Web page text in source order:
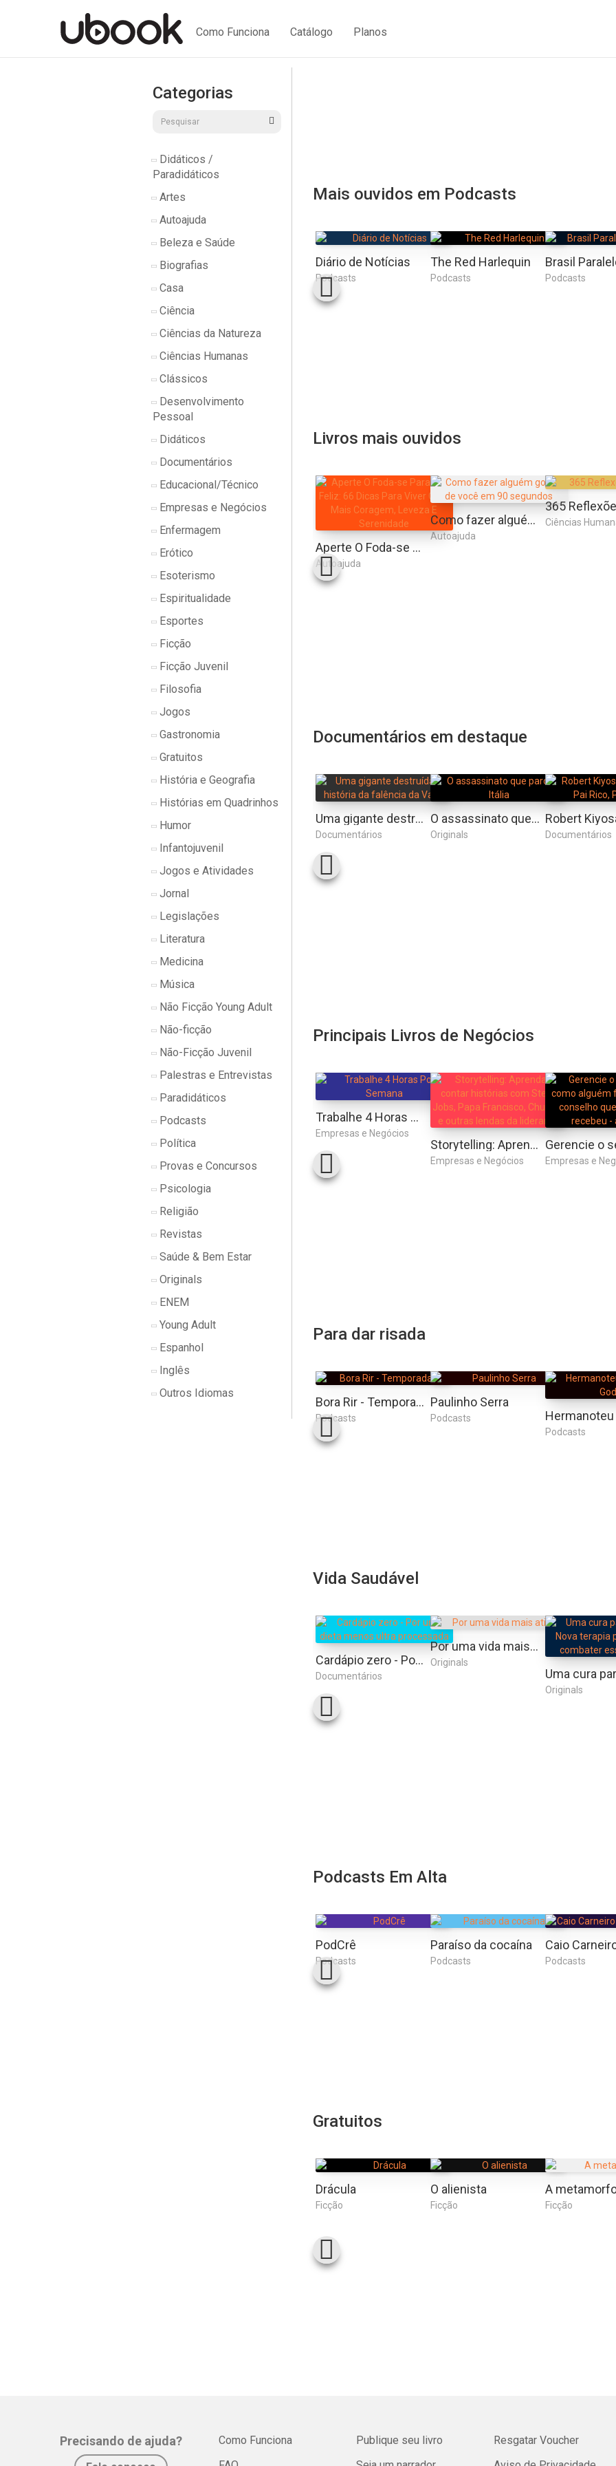
Como Funciona Catálogo Planos
Categorias
Didáticos /
Paradidáticos
Artes
Autoajuda
Beleza e Saúde
Biografias
Casa
Ciência
Ciências da Natureza
Ciências Humanas
Clássicos
Desenvolvimento
Pessoal
Didáticos
Documentários
Educacional/Técnico
Empresas e Negócios
Enfermagem
Erótico
Esoterismo
Espiritualidade
Esportes
Ficção
Ficção Juvenil
Filosofia
Jogos
Gastronomia
Gratuitos
História e Geografia
Histórias em Quadrinhos
Humor
Infantojuvenil
Jogos e Atividades
Jornal
Legislações
Literatura
Medicina
Música
Não Ficção Young Adult
Não-ficção
Não-Ficção Juvenil
Palestras e Entrevistas
Paradidáticos
Podcasts
Política
Provas e Concursos
Psicologia
Religião
Revistas
Saúde & Bem Estar
Originals
ENEM
Young Adult
Espanhol
Inglês
Outros Idiomas
Mais ouvidos em Podcasts
Diário de Notícias
Podcasts
The Red Harlequin
Podcasts Podcasts
Livros mais ouvidos
Aperte O Foda-se Para Ser Feliz: 66 Dicas Para Viver Com Mais Coragem, Leveza E Serenidade
Autoajuda
Como fazer alguém gostar de você em 90 segundos
Autoajuda
Ciências
Documentários em destaque
Uma gigante destruída: a história da falência da Varig
Documentários
O assassinato que parou a Itália
Originals Documentários
Principais Livros de Negócios
Trabalhe 4 Horas Por Semana
Empresas e Negócios
Storytelling: Aprenda a contar histórias com Steve Jobs, Papa Francisco, Churchill e outras lendas da liderança
Empresas e Negócios Empresas e
Para dar risada
Bora Rir - Temporada 1
Podcasts
Paulinho Serra
Podcasts
Podcasts
Vida Saudável
Cardápio zero - Por uma dieta menos ultra processada
Documentários
Por uma vida mais ativa
Originals
Originals
Podcasts Em Alta
PodCrê
Podcasts
Paraíso da cocaína
Podcasts Podcasts
Gratuitos
Drácula
Ficção
O alienista
Ficção
A
Ficção
Precisando de ajuda?
Como Funciona
Publique seu livro
Resgatar Voucher